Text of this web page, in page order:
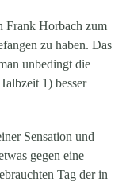
Frank Horbach zum
zu haben. Das
unbedingt die
1) besser
Sensation und
gegen eine
Tag der in